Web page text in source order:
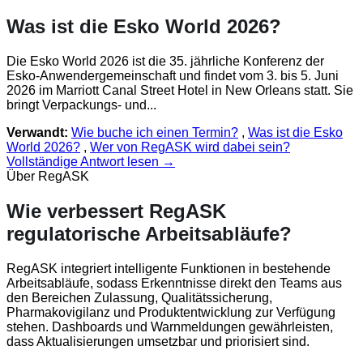
Was ist die Esko World 2026?
Die Esko World 2026 ist die 35. jährliche Konferenz der
Esko-Anwendergemeinschaft und findet vom 3. bis 5. Juni
2026 im Marriott Canal Street Hotel in New Orleans statt. Sie
bringt Verpackungs- und...
Verwandt: Wie buche ich einen Termin? , Was ist die Esko
World 2026? , Wer von RegASK wird dabei sein?
Vollständige Antwort lesen →
Über RegASK
Wie verbessert RegASK
regulatorische Arbeitsabläufe?
RegASK integriert intelligente Funktionen in bestehende
Arbeitsabläufe, sodass Erkenntnisse direkt den Teams aus
den Bereichen Zulassung, Qualitätssicherung,
Pharmakovigilanz und Produktentwicklung zur Verfügung
stehen. Dashboards und Warnmeldungen gewährleisten,
dass Aktualisierungen umsetzbar und priorisiert sind.